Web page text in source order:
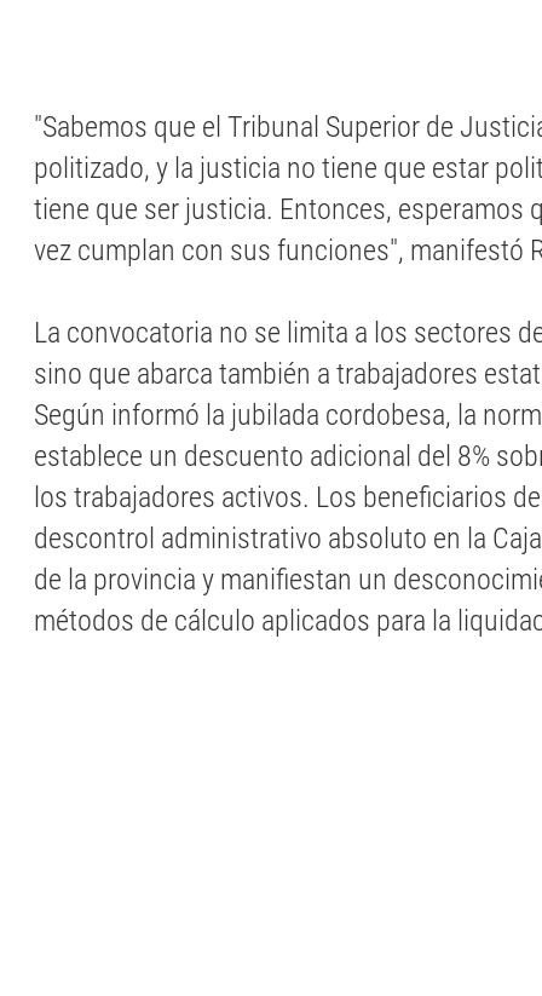
"Sabemos que el Tribunal Superior de
politizado, y la justicia no tiene que estar
tiene que ser justicia. Entonces, esperamos
vez cumplan con sus funciones", manifestó
La convocatoria no se limita a los sectores
sino que abarca también a trabajadores
Según informó la jubilada cordobesa, la
establece un descuento adicional del 8%
los trabajadores activos. Los beneficiarios
descontrol administrativo absoluto en la
de la provincia y manifiestan un
métodos de cálculo aplicados para la